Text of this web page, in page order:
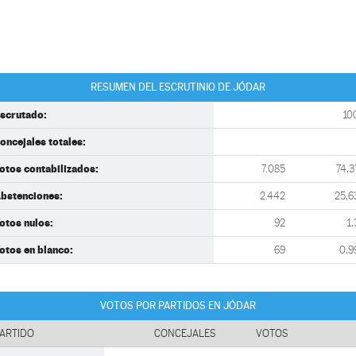
RESUMEN DEL ESCRUTINIO DE JÓDAR
totales:
contabilizados: 7.085
2.442
nulos: 92
en blanco: 69
VOTOS POR PARTIDOS EN JÓDAR
CONCEJALES VOTOS